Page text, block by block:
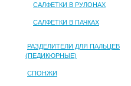
САЛФЕТКИ В РУЛОНАХ
САЛФЕТКИ В ПАЧКАХ
РАЗДЕЛИТЕЛИ ДЛЯ ПАЛЬЦЕВ
(ПЕДИКЮРНЫЕ)
СПОНЖИ